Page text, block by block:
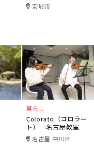
安城市
暮らし
Colorato（コロラー
ト） 名古屋教室
名古屋 中川区